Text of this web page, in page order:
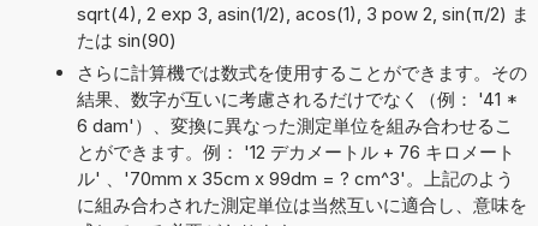
sqrt(4), 2 exp 3, asin(1/2), acos(1), 3 pow 2, sin(π/2) ま
たは sin(90)
さらに計算機では数式を使用することができます。その
結果、数字が互いに考慮されるだけでなく（例： '41 *
6 dam'）、変換に異なった測定単位を組み合わせるこ
とができます。例： '12 デカメートル + 76 キロメート
ル' 、'70mm x 35cm x 99dm = ? cm^3'。上記のよう
に組み合わされた測定単位は当然互いに適合し、意味を